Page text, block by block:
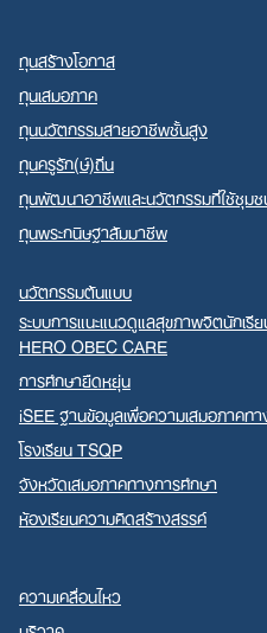
ทุนสร้างโอกาส
ทุนเสมอภาค
ทุนนวัตกรรมสายอาชีพชั้นสูง
ทุนครูรัก(ษ์)ถิ่น
ทุนพัฒนาอาชีพและนวัตกรรมที่ใช้ชุมช
ทุนพระกนิษฐาสัมมาชีพ
นวัตกรรมต้นแบบ
ระบบการแนะแนวดูแลสุขภาพจิตนักเรี
HERO OBEC CARE
การศึกษายืดหยุ่น
iSEE ฐานข้อมูลเพื่อความเสมอภาคท
โรงเรียน TSQP
จังหวัดเสมอภาคทางการศึกษา
ห้องเรียนความคิดสร้างสรรค์
ความเคลื่อนไหว